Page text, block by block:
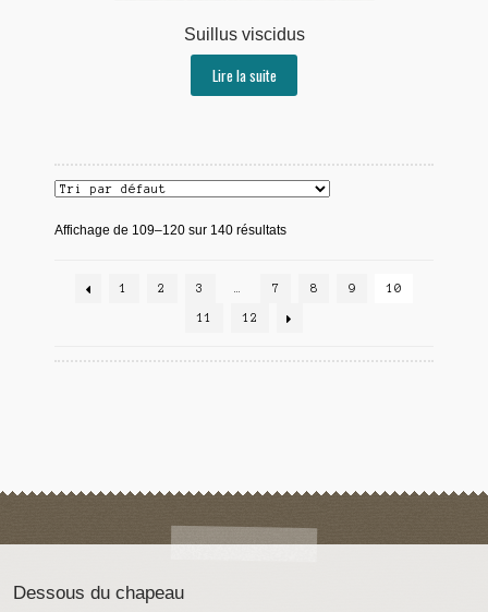
Suillus viscidus
Lire la suite
Affichage de 109–120 sur 140 résultats
1 2 3 7 8 9 10
11 12
Dessous du chapeau